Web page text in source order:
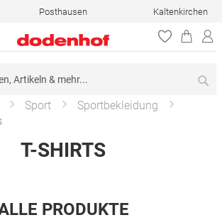
Posthausen Kaltenkirchen
Sport
Sportbekleidung
T-SHIRTS
PRODUKTE